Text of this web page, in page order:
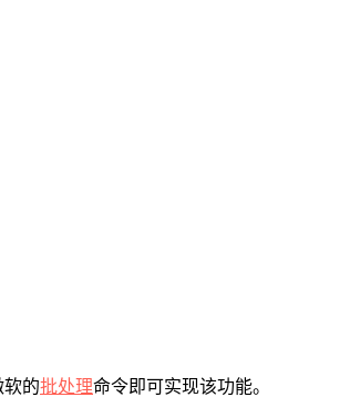
的批处理命令即可实现该功能。